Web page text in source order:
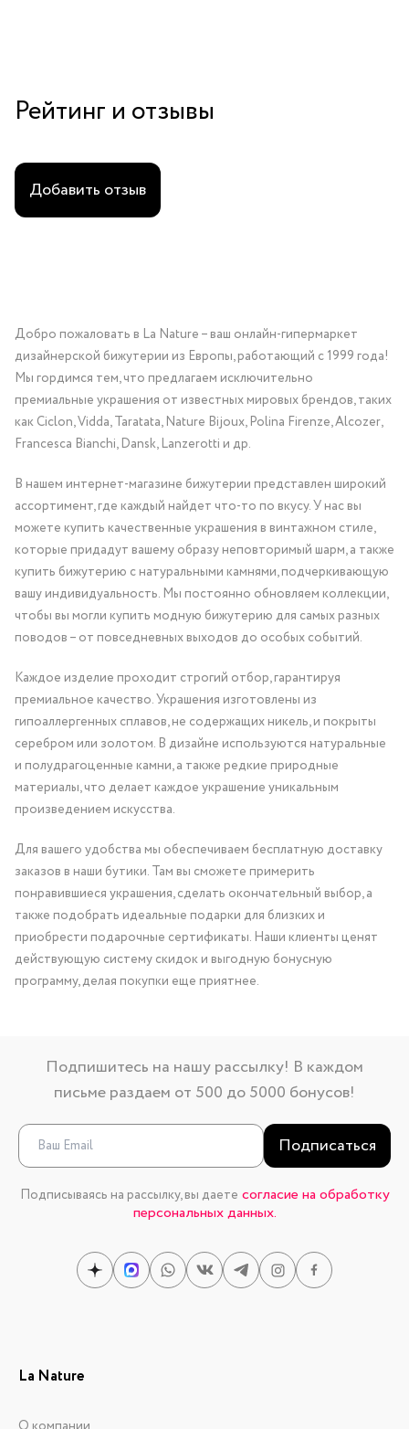
Рейтинг и отзывы
Добавить отзыв
Добро пожаловать в La Nature – ваш онлайн-гипермаркет
дизайнерской бижутерии из Европы, работающий с 1999 года!
Мы гордимся тем, что предлагаем исключительно
премиальные украшения от известных мировых брендов, таких
как Ciclon, Vidda, Taratata, Nature Bijoux, Polina Firenze, Alcozer,
Francesca Bianchi, Dansk, Lanzerotti и др.
В нашем интернет-магазине бижутерии представлен широкий
ассортимент, где каждый найдет что-то по вкусу. У нас вы
можете купить качественные украшения в винтажном стиле,
которые придадут вашему образу неповторимый шарм, а также
купить бижутерию с натуральными камнями, подчеркивающую
вашу индивидуальность. Мы постоянно обновляем коллекции,
чтобы вы могли купить модную бижутерию для самых разных
поводов – от повседневных выходов до особых событий.
Каждое изделие проходит строгий отбор, гарантируя
премиальное качество. Украшения изготовлены из
гипоаллергенных сплавов, не содержащих никель, и покрыты
серебром или золотом. В дизайне используются натуральные
и полудрагоценные камни, а также редкие природные
материалы, что делает каждое украшение уникальным
произведением искусства.
Для вашего удобства мы обеспечиваем бесплатную доставку
заказов в наши бутики. Там вы сможете примерить
понравившиеся украшения, сделать окончательный выбор, а
также подобрать идеальные подарки для близких и
приобрести подарочные сертификаты. Наши клиенты ценят
действующую систему скидок и выгодную бонусную
программу, делая покупки еще приятнее.
Подпишитесь на нашу рассылку! В каждом
письме раздаем от 500 до 5000 бонусов!
Подписаться
Подписываясь на рассылку, вы даете согласие на обработку
персональных данных.
La Nature